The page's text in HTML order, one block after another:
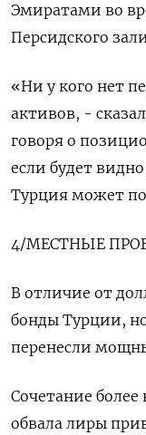
Эмиратами во
Персидского
«Ни у кого нет
активов, -
говоря о
если будет
Турция может
4/МЕСТНЫЕ
В отличие от
бонды Турции,
перенесли
Сочетание
обвала лиры